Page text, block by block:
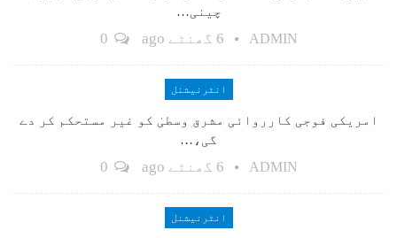
چینی…
ADMIN 6 گھنٹے ago
انٹرنیشنل
امریکی فوجی کارروائی مشرق وسطیٰ کو غیر مستحکم کر دے
گی،…
ADMIN 6 گھنٹے ago
انٹرنیشنل